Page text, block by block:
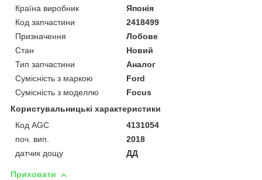
Країна виробник
Японія
Код запчастини
2418499
Призначення
Лобове
Стан
Новий
Тип запчастини
Аналог
Сумісність з маркою
Ford
Сумісність з моделлю
Focus
Користувальницькі характеристики
Код AGC
4131054
поч. вип.
2018
датчик дощу
ДД
Приховати